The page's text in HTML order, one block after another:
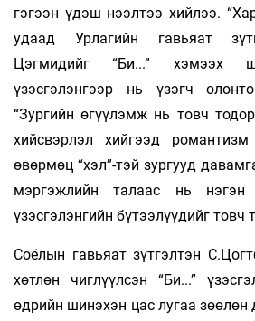
гэгээн үдэш нээлтээ хийлээ.
удаад Урлагийн гавьяат
Цэгмидийг “Би...” хэмээх
үзэсгэлэнгээр нь үзэгч
“Зургийн өгүүлэмж нь товч
хийсвэрлэл хийгээд
өвөрмөц “хэл”-тэй зургууд
мэргэжлийн талаас нь
үзэсгэлэнгийн бүтээлүүдийг товч
Соёлын гавьяат зүтгэлтэн
хөтлөн чиглүүлсэн “Би...”
өдрийн шинэхэн цас лугаа зөөлөн